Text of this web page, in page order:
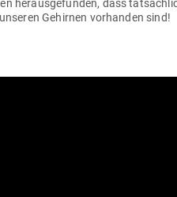
her­aus­ge­funden, dass
Gehirnen vor­handen sind!